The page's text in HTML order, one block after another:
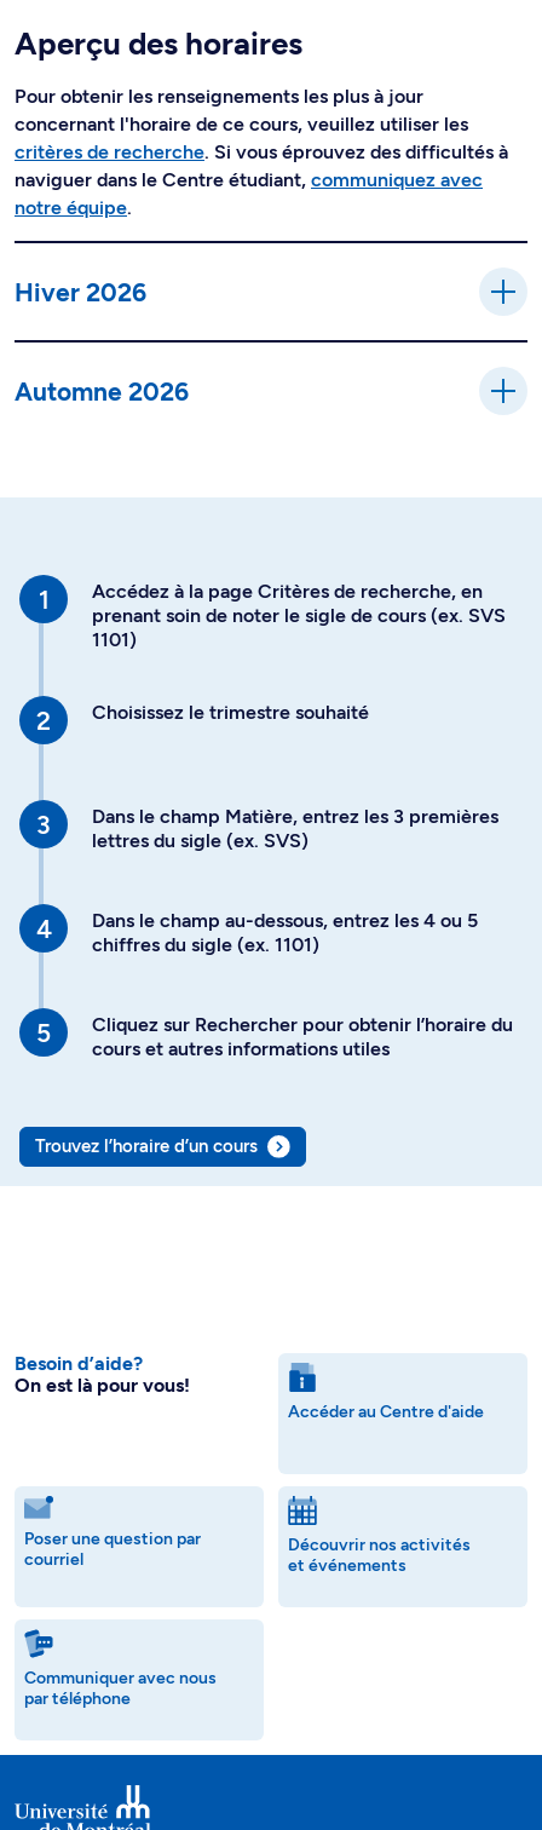
Aperçu des horaires
Pour obtenir les renseignements les plus à jour
concernant l'horaire de ce cours, veuillez utiliser les
critères de recherche. Si vous éprouvez des difficultés à
naviguer dans le Centre étudiant, communiquez avec
notre équipe.
Hiver 2026
Automne 2026
Accédez à la page Critères de recherche, en
prenant soin de noter le sigle de cours (ex. SVS
1101)
Choisissez le trimestre souhaité
Dans le champ Matière, entrez les 3 premières
lettres du sigle (ex. SVS)
Dans le champ au-dessous, entrez les 4 ou 5
chiffres du sigle (ex. 1101)
Cliquez sur Rechercher pour obtenir l’horaire du
cours et autres informations utiles
Trouvez l’horaire d’un cours
Besoin d’aide?
On est là pour vous!
Accéder au Centre d'aide
Poser une question par
courriel
Découvrir nos activités
et événements
Communiquer avec nous
par téléphone